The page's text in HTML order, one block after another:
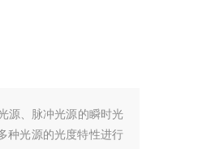
源、脉冲光源的瞬时光
种光源的光度特性进行